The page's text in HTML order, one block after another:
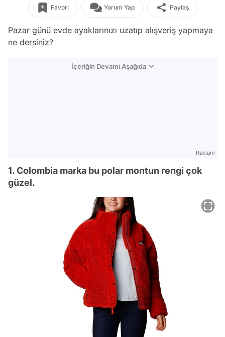
Favori Yorum Yap Paylaş
Pazar günü evde ayaklarınızı uzatıp alışveriş yapmaya
ne dersiniz?
İçeriğin Devamı Aşağıda
Reklam
1. Colombia marka bu polar montun rengi çok
güzel.